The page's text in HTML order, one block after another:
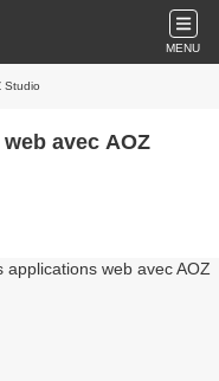
MENU
Studio
avec AOZ